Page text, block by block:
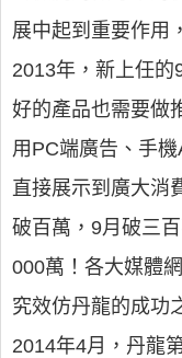
展中起到重要作用
2013年，新上任
好的產品也需要做
用PC端廣告、手
直接展示到廣大消
破百萬，9月破三
000萬！各大媒體
究效仿丹龍的成功
2014年4月，丹龍